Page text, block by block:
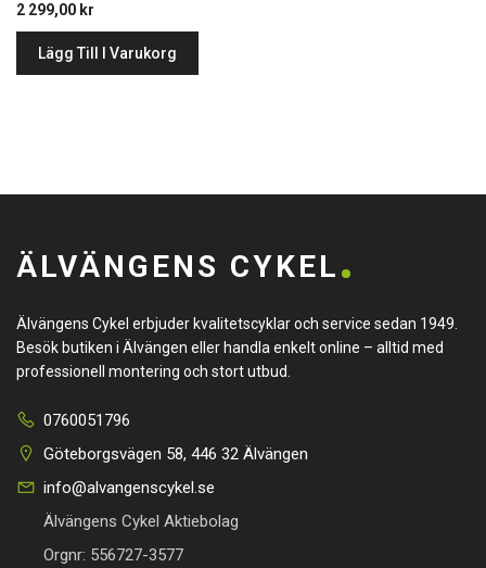
2 299,00 kr
Lägg Till I Varukorg
ÄLVÄNGENS CYKEL
Älvängens Cykel erbjuder kvalitetscyklar och service sedan 1949.
Besök butiken i Älvängen eller handla enkelt online – alltid med
professionell montering och stort utbud.
0760051796
Göteborgsvägen 58, 446 32 Älvängen
info@alvangenscykel.se
Älvängens Cykel Aktiebolag
Orgnr: 556727-3577